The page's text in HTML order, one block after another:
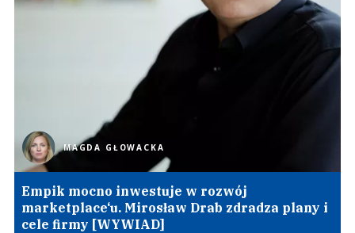
MAGDA GŁOWACKA
Empik mocno inwestuje w rozwój
marketplace‘u. Mirosław Drab zdradza plany i
cele firmy [WYWIAD]